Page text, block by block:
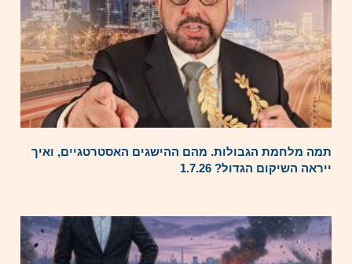
תמה מלחמת הגבולות. מהם ההישגים האסטרטגיים, ואיך
ייראה השיקום הגדול? 1.7.26